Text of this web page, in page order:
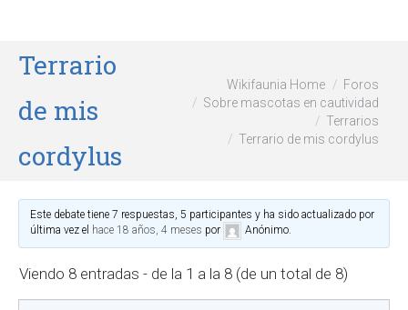
Terrario
de mis
cordylus
Wikifaunia Home
Foros
Sobre mascotas en cautividad
Terrarios
Terrario de mis cordylus
Este debate tiene 7 respuestas, 5 participantes y ha sido actualizado por
última vez el hace 18 años, 4 meses por Anónimo.
Viendo 8 entradas - de la 1 a la 8 (de un total de 8)